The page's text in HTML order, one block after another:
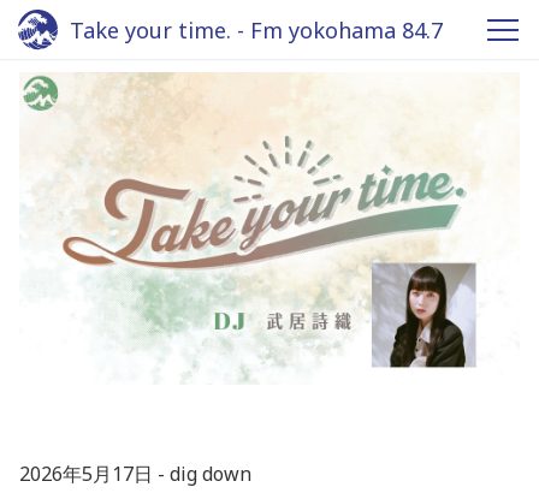
Take your time. - Fm yokohama 84.7
2026年5月17日 dig down